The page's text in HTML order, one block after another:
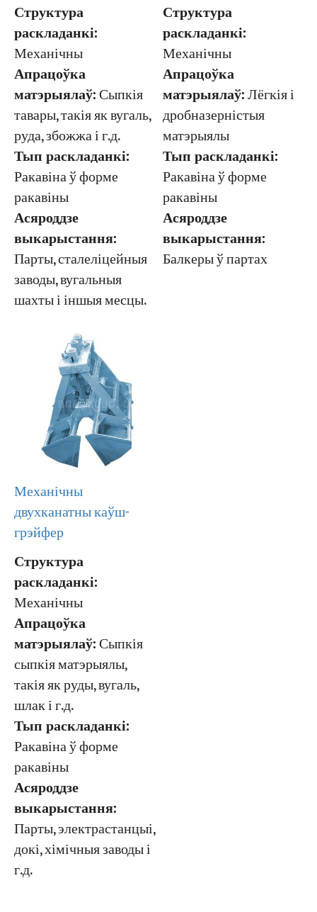
Структура
раскладанкі:
Механічны
Апрацоўка
матэрыялаў:Сыпкія
тавары, такія як вугаль,
руда, збожжа і г.д.
Тып раскладанкі:
Ракавіна ў форме
ракавіны
Асяроддзе
выкарыстання:
Парты, сталеліцейныя
заводы, вугальныя
шахты і іншыя месцы.
Структура
раскладанкі:
Механічны
Апрацоўка
матэрыялаў:Лёгкія і
дробназерністыя
матэрыялы
Тып раскладанкі:
Ракавіна ў форме
ракавіны
Асяроддзе
выкарыстання:
Балкеры ў партах
Механічны
двухканатны каўш-
грэйфер
Структура
раскладанкі:
Механічны
Апрацоўка
матэрыялаў:Сыпкія
сыпкія матэрыялы,
такія як руды, вугаль,
шлак і г.д.
Тып раскладанкі:
Ракавіна ў форме
ракавіны
Асяроддзе
выкарыстання:
Парты, электрастанцыі,
докі, хімічныя заводы і
г.д.